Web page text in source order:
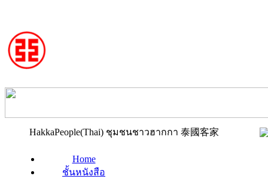
HakkaPeople(Thai) ชุมชนชาวฮากกา 泰國客家
Home
ชั้นหนังสือ